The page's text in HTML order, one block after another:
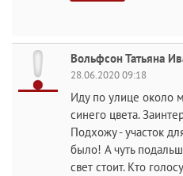
Вольфсон Татьяна
28.06.2020 09:18
Иду по улице около
синего цвета.
Подхожу - участок
было! А чуть
свет стоит. Кто